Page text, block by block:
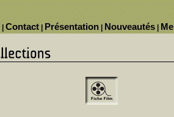
Nouveautés
Présentation
Contact